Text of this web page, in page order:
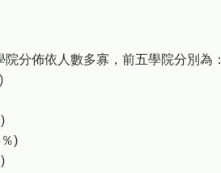
分佈依人數多寡，前五學院分別為：
)